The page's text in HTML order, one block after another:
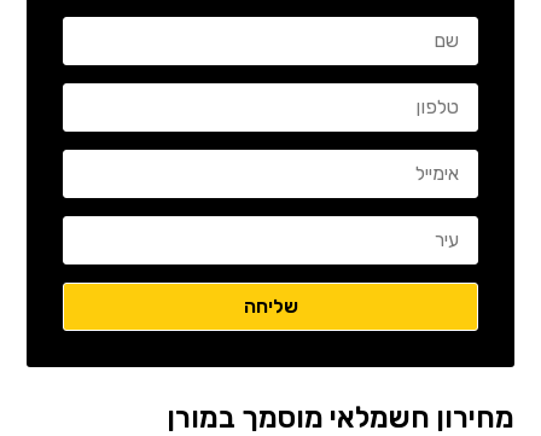
מחירון חשמלאי מוסמך במורן